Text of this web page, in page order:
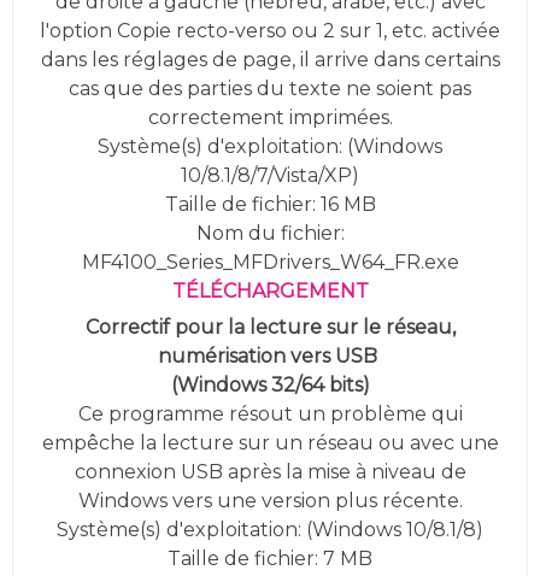
l'option Copie recto-verso ou 2 sur 1, etc. activée
dans les réglages de page, il arrive dans certains
cas que des parties du texte ne soient pas
correctement imprimées.
Système(s) d'exploitation: (Windows
10/8.1/8/7/Vista/XP)
Taille de fichier: 16 MB
Nom du fichier:
MF4100_Series_MFDrivers_W64_FR.exe
TÉLÉCHARGEMENT
Correctif pour la lecture sur le réseau,
numérisation vers USB
(Windows 32/64 bits)
Ce programme résout un problème qui
empêche la lecture sur un réseau ou avec une
connexion USB après la mise à niveau de
Windows vers une version plus récente.
Système(s) d'exploitation: (Windows 10/8.1/8)
Taille de fichier: 7 MB